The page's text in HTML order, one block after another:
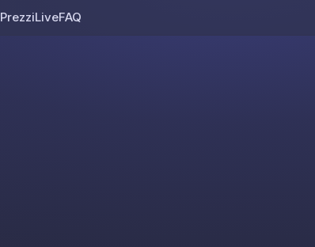
PrezziLiveFAQ